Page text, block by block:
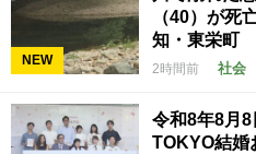
NEW
（40）が
知・東栄町
2時間前 社会
令和8年8月8
TOKYO結婚